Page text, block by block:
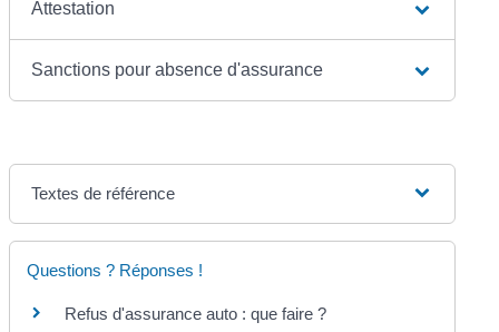
Attestation
Sanctions pour absence d'assurance
Textes de référence
Questions ? Réponses !
Refus d'assurance auto : que faire ?